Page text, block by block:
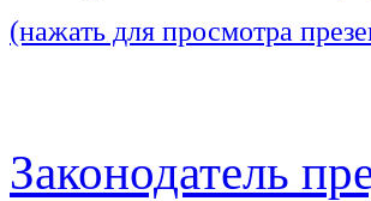
(нажать для просмотра
Законодатель